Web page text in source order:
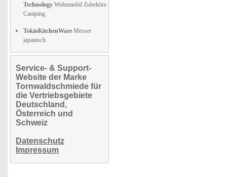
Technology Wohnmobil Zubehöre
Camping
TokioKitchenWare Messer
japanisch
Service- & Support-
Website der Marke
Tornwaldschmiede für
die Vertriebsgebiete
Deutschland,
Österreich und
Schweiz
Datenschutz
Impressum